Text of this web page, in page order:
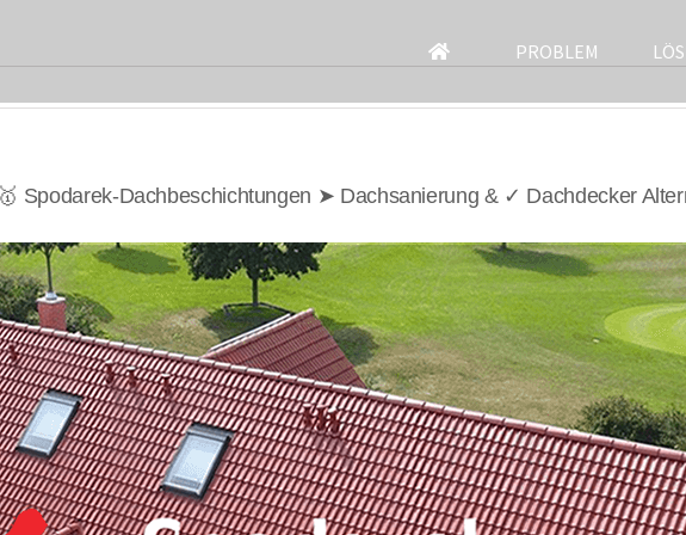
for:
PROBLEM
Spodarek-Dachbeschichtungen ➤ Dachsanierung & ✓ Dachdecker